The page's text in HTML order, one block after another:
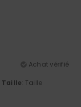
Achat vérifié
Taille: Taille